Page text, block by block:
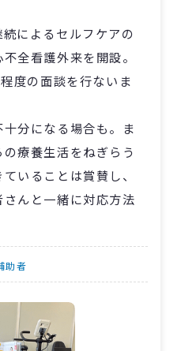
によるセルフケアの
全看護外来を開設。
度の面談を行ないま
分になる場合も。ま
療養生活をねぎらう
いることは賞賛し、
んと一緒に対応方法
助者